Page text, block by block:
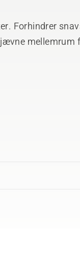
Forhindrer
mellemrum